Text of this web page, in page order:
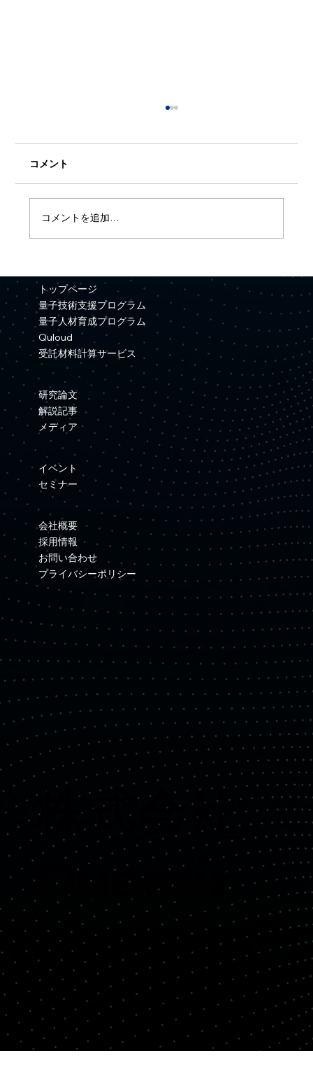
資本業務提携を締結
コメント
コメントを追加…
​株式会社
Quemix
Copyright© Quemix Inc. All rights reserved.
トップページ
量子技術支援プログラム
量子人材育成プログラム
Quloud
受託材料計算サービス
研究論文
解説記事
メディア
イベント
セミナー
会社概要
採用情報
お問い合わせ
プライバシーポリシー